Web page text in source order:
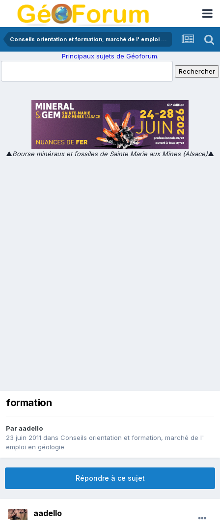
Conseils orientation et formation, marché de l' emploi en géologie
Principaux sujets de Géoforum.
▲Bourse minéraux et fossiles de Sainte Marie aux Mines (Alsace)▲
formation
Paraadello
23 juin 2011 dans Conseils orientation et formation, marché de l'
emploi en géologie
Répondre à ce sujet
aadello